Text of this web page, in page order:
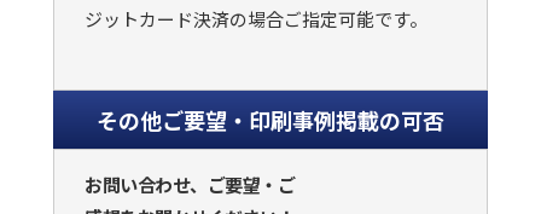
ジットカード決済の場合ご指定可能です。
その他ご要望・印刷事例掲載の可否
お問い合わせ、ご要望・ご